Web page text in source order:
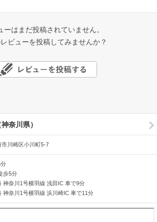
ーはまだ投稿されていません。
ビューを投稿してみませんか？
奈川県）
川崎区小川町5-7
歩5分
神奈川1号横羽線 浅田IC 車で9分
神奈川1号横羽線 浜川崎IC 車で11分